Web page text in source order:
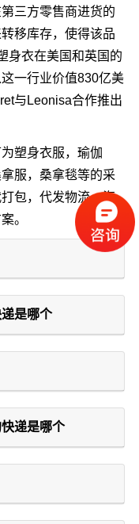
三方零售商进货的
移库存，使得该品
身衣在美国和英国的
一行业价值830亿美
与Leonisa合作推出
塑身衣服，瑜伽
服，桑拿毯等的采
包，代发物流，海
。
是哪个
递是哪个